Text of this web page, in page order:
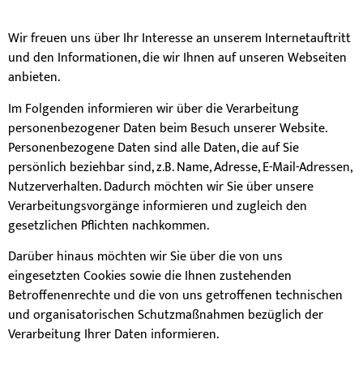
Wir freuen uns über Ihr Interesse an unserem Internetauftritt
und den Informationen, die wir Ihnen auf unseren Webseiten
anbieten.
Im Folgenden informieren wir über die Verarbeitung
personenbezogener Daten beim Besuch unserer Website.
Personenbezogene Daten sind alle Daten, die auf Sie
persönlich beziehbar sind, z.B. Name, Adresse, E-Mail-Adressen,
Nutzerverhalten. Dadurch möchten wir Sie über unsere
Verarbeitungsvorgänge informieren und zugleich den
gesetzlichen Pflichten nachkommen.
Darüber hinaus möchten wir Sie über die von uns
eingesetzten Cookies sowie die Ihnen zustehenden
Betroffenenrechte und die von uns getroffenen technischen
und organisatorischen Schutzmaßnahmen bezüglich der
Verarbeitung Ihrer Daten informieren.